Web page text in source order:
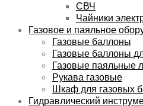
СВЧ
Чайники
Газовое и паяльное
Газовые баллоны
Газовые баллоны
Газовые паяльные
Рукава газовые
Шкаф для газовых
Гидравлический